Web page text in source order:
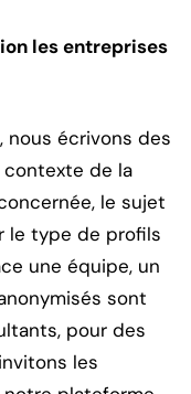
les entreprises
nous écrivons des
de la
le sujet
le type de profils
une équipe, un
sont
pour des
les